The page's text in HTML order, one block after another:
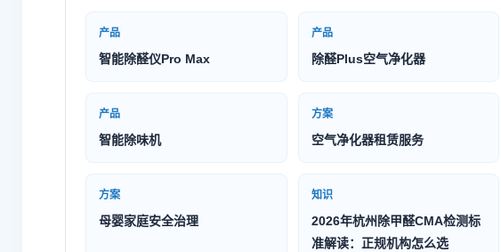
产品
智能除醛仪Pro Max
产品
除醛Plus空气净化器
产品
智能除味机
方案
空气净化器租赁服务
方案
母婴家庭安全治理
知识
2026年杭州除甲醛CMA检测标
准解读：正规机构怎么选